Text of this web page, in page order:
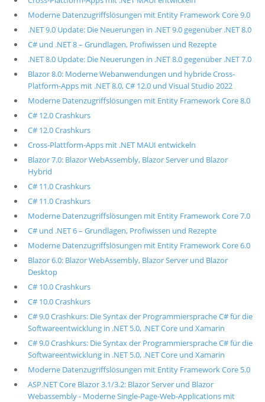
Moderne Datenzugriffslösungen mit Entity Framework Core 9.0
.NET 9.0 Update: Die Neuerungen in .NET 9.0 gegenüber .NET 8.0
C# und .NET 8 – Grundlagen, Profiwissen und Rezepte
.NET 8.0 Update: Die Neuerungen in .NET 8.0 gegenüber .NET 7.0
Blazor 8.0: Moderne Webanwendungen und hybride Cross-
Platform-Apps mit .NET 8.0, C# 12.0 und Visual Studio 2022
Moderne Datenzugriffslösungen mit Entity Framework Core 8.0
C# 12.0 Crashkurs
C# 12.0 Crashkurs
Cross-Plattform-Apps mit .NET MAUI entwickeln
Blazor 7.0: Blazor WebAssembly, Blazor Server und Blazor
Hybrid
C# 11.0 Crashkurs
C# 11.0 Crashkurs
Moderne Datenzugriffslösungen mit Entity Framework Core 7.0
C# und .NET 6 – Grundlagen, Profiwissen und Rezepte
Moderne Datenzugriffslösungen mit Entity Framework Core 6.0
Blazor 6.0: Blazor WebAssembly, Blazor Server und Blazor
Desktop
C# 10.0 Crashkurs
C# 10.0 Crashkurs
C# 9.0 Crashkurs: Die Syntax der Programmiersprache C# für die
Softwareentwicklung in .NET 5.0, .NET Core und Xamarin
C# 9.0 Crashkurs: Die Syntax der Programmiersprache C# für die
Softwareentwicklung in .NET 5.0, .NET Core und Xamarin
Moderne Datenzugriffslösungen mit Entity Framework Core 5.0
ASP.NET Core Blazor 3.1/3.2: Blazor Server und Blazor
Webassembly - Moderne Single-Page-Web-Applications mit